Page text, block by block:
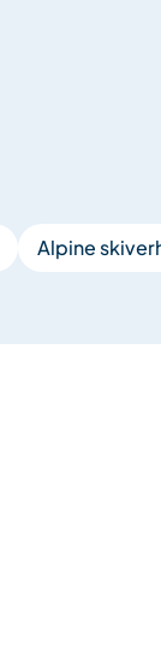
Alpine